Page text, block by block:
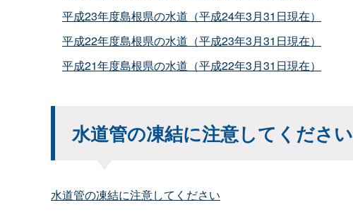
平成23年度島根県の水道（平成24年3月31日現在）
平成22年度島根県の水道（平成23年3月31日現在）
平成21年度島根県の水道（平成22年3月31日現在）
水道管の凍結に注意してください
水道管の凍結に注意してください